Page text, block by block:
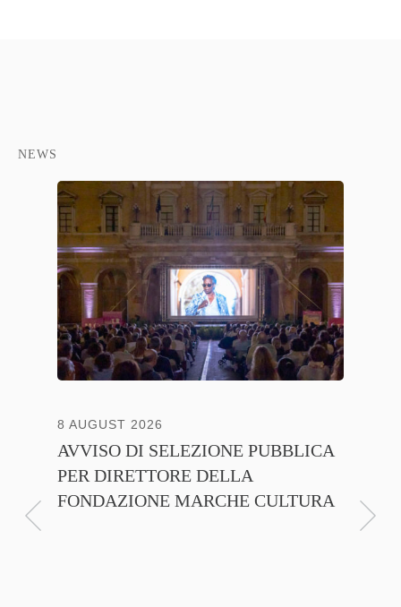
NEWS
8 AUGUST 2026
AVVISO DI SELEZIONE PUBBLICA
PER DIRETTORE DELLA
FONDAZIONE MARCHE CULTURA